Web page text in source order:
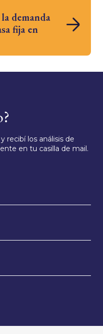
demanda
fija en
recibí los análisis de
en tu casilla de mail.